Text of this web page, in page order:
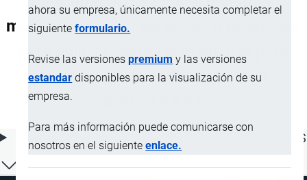
ahora su empresa, únicamente necesita completar el
siguienteformulario.
Revise las versionespremium y las versiones
estandar disponibles para la visualización de su
empresa.
Para más información puede comunicarse con
nosotros en el siguienteenlace.
mediante muelas, abrasivos o productos
para pulir, excepto las máquinas para
tallar o acabar engranajes de la
ÍNDICE DE CONTENIDOS